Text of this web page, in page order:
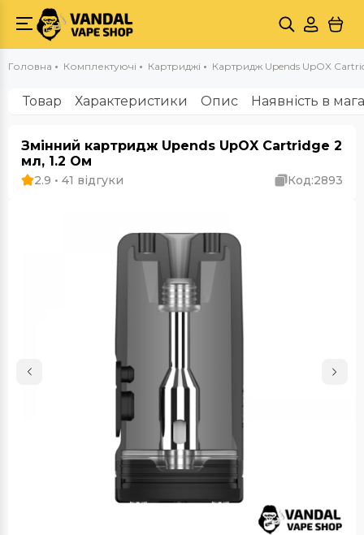
Головна Комплектуючі Картриджі Картридж Upends UpOX
Товар Характеристики Опис Наявність в
Змінний картридж Upends UpOX Cartridge 2
мл, 1.2 Ом
2.9 • 41 відгуки Код:2893